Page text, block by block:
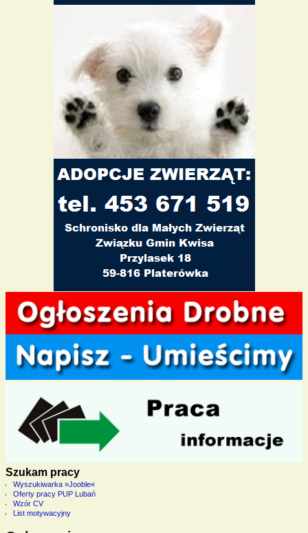
Szukam pracy
Wyszukiwarka »Jooble«
Oferty pracy PUP Lubań
Wzór CV
List motywacyjny